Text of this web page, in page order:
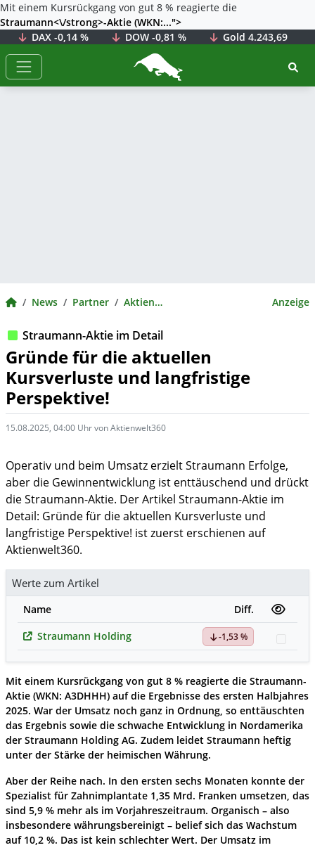
Mit einem Kursrückgang von gut 8 % reagierte die
Straumann<\/strong>-Aktie (WKN:...">
DAX -0,14 % DOW -0,81 % Gold 4.243,69
BörsenNEWS.de
BörsenNEWS.de
News Partner Aktienwelt360 Anzeige
Straumann-Aktie im Detail
Gründe für die aktuellen
Kursverluste und langfristige
Perspektive!
15.08.2025, 04:00 Uhr von Aktienwelt360
Operativ und beim Umsatz erzielt Straumann Erfolge,
aber die Gewinnentwicklung ist enttäuschend und drückt
die Straumann-Aktie. Der Artikel Straumann-Aktie im
Detail: Gründe für die aktuellen Kursverluste und
langfristige Perspektive! ist zuerst erschienen auf
Aktienwelt360.
Werte zum Artikel
Name
Diff.
Straumann Holding
-1,53 %
Mit einem Kursrückgang von gut 8 % reagierte die Straumann-
Aktie (WKN: A3DHHH) auf die Ergebnisse des ersten Halbjahres
2025. War der Umsatz noch ganz in Ordnung, so enttäuschten
das Ergebnis sowie die schwache Entwicklung in Nordamerika
der Straumann Holding AG. Zudem leidet Straumann heftig
unter der Stärke der heimischen Währung.
Aber der Reihe nach. In den ersten sechs Monaten konnte der
Spezialist für Zahnimplantate 1,35 Mrd. Franken umsetzen, das
sind 5,9 % mehr als im Vorjahreszeitraum. Organisch – also
insbesondere währungsbereinigt – belief sich das Wachstum
auf 10,2 %. Das ist kein schlechter Wert. Der Umsatz im